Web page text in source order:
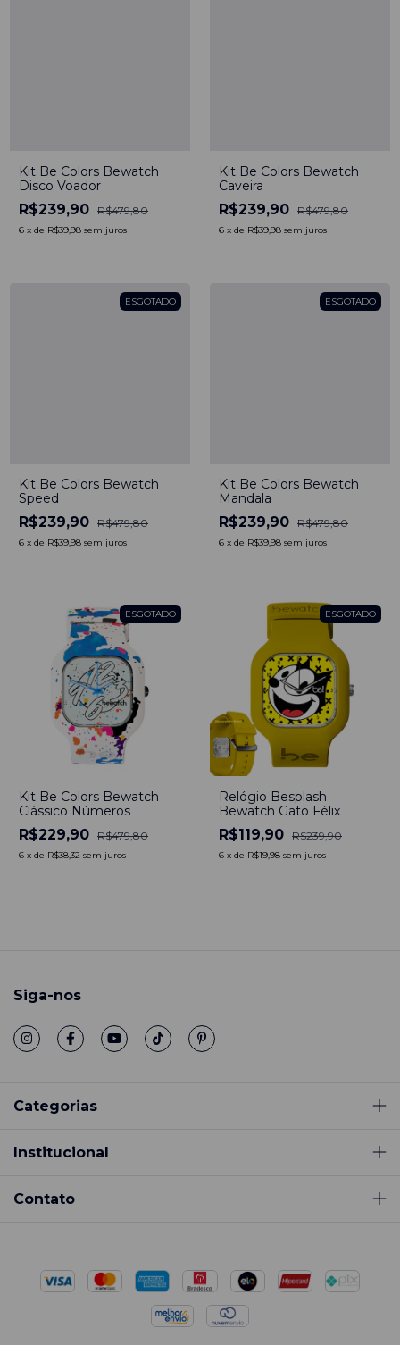
Kit Be Colors Bewatch
Disco Voador
R$239,90 R$479,80
6 x de R$39,98 sem juros
Kit Be Colors Bewatch
Caveira
R$239,90 R$479,80
6 x de R$39,98 sem juros
ESGOTADO
Kit Be Colors Bewatch
Speed
R$239,90 R$479,80
6 x de R$39,98 sem juros
ESGOTADO
Kit Be Colors Bewatch
Mandala
R$239,90 R$479,80
6 x de R$39,98 sem juros
ESGOTADO
Kit Be Colors Bewatch
Clássico Números
R$229,90 R$479,80
6 x de R$38,32 sem juros
ESGOTADO
Relógio Besplash
Bewatch Gato Félix
R$119,90 R$239,90
6 x de R$19,98 sem juros
Siga-nos
Categorias
Institucional
Contato